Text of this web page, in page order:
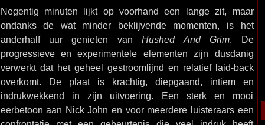
Negentig minuten lijkt op voorhand een lange zit, maar
ondanks de wat minder beklijvende momenten, is het
anderhalf uur genieten vanHushed And Grim. De
progressieve en experimentele elementen zijn dusdanig
verwerkt dat het geheel gestroomlijnd en relatief laid-back
overkomt. De plaat is krachtig, diepgaand, intiem en
indrukwekkend in zijn uitvoering. Een sterk en mooi
eerbetoon aan Nick John en voor meerdere luisteraars een